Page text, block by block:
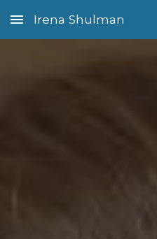
Skip to main content
Irena Shulman